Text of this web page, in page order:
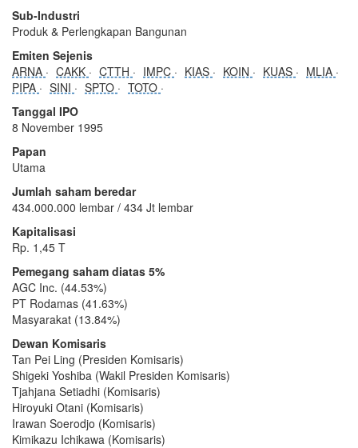
Sub-Industri
Produk & Perlengkapan Bangunan
Emiten Sejenis
ARNA
CAKK CTTH IMPC KIAS KOIN KUAS
MLIA
PIPA
SINI SPTO
TOTO
Tanggal IPO
8 November 1995
Papan
Utama
Jumlah saham beredar
434.000.000 lembar / 434 Jt lembar
Kapitalisasi
Rp. 1,45 T
Pemegang saham diatas 5%
AGC Inc. (44.53%)
PT Rodamas (41.63%)
Masyarakat (13.84%)
Dewan Komisaris
Tan Pei Ling (Presiden Komisaris)
Shigeki Yoshiba (Wakil Presiden Komisaris)
Tjahjana Setiadhi (Komisaris)
Hiroyuki Otani (Komisaris)
Irawan Soerodjo (Komisaris)
Kimikazu Ichikawa (Komisaris)